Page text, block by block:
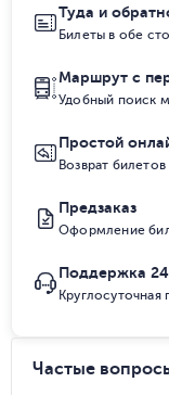
Туда и
Билеты в обе
Маршрут с
Удобный поиск
Простой
Возврат
Предзаказ
Оформление
Поддержка
Частые